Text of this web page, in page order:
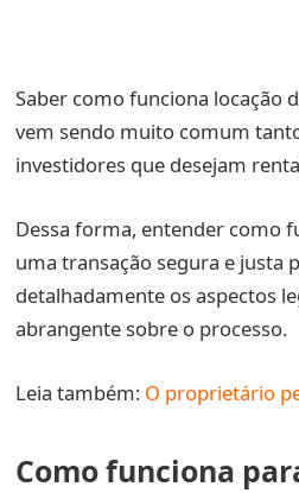
Saber como funciona locação
vem sendo muito comum
investidores que desejam
Dessa forma, entender como
uma transação segura e justa
detalhadamente os aspectos
abrangente sobre o processo.
Leia também: O proprietário
Como funciona